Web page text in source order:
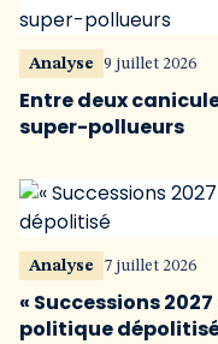
Analyse 9 juillet 2026
Entre deux
super-pollueurs
Analyse 7 juillet 2026
« Successions
politique